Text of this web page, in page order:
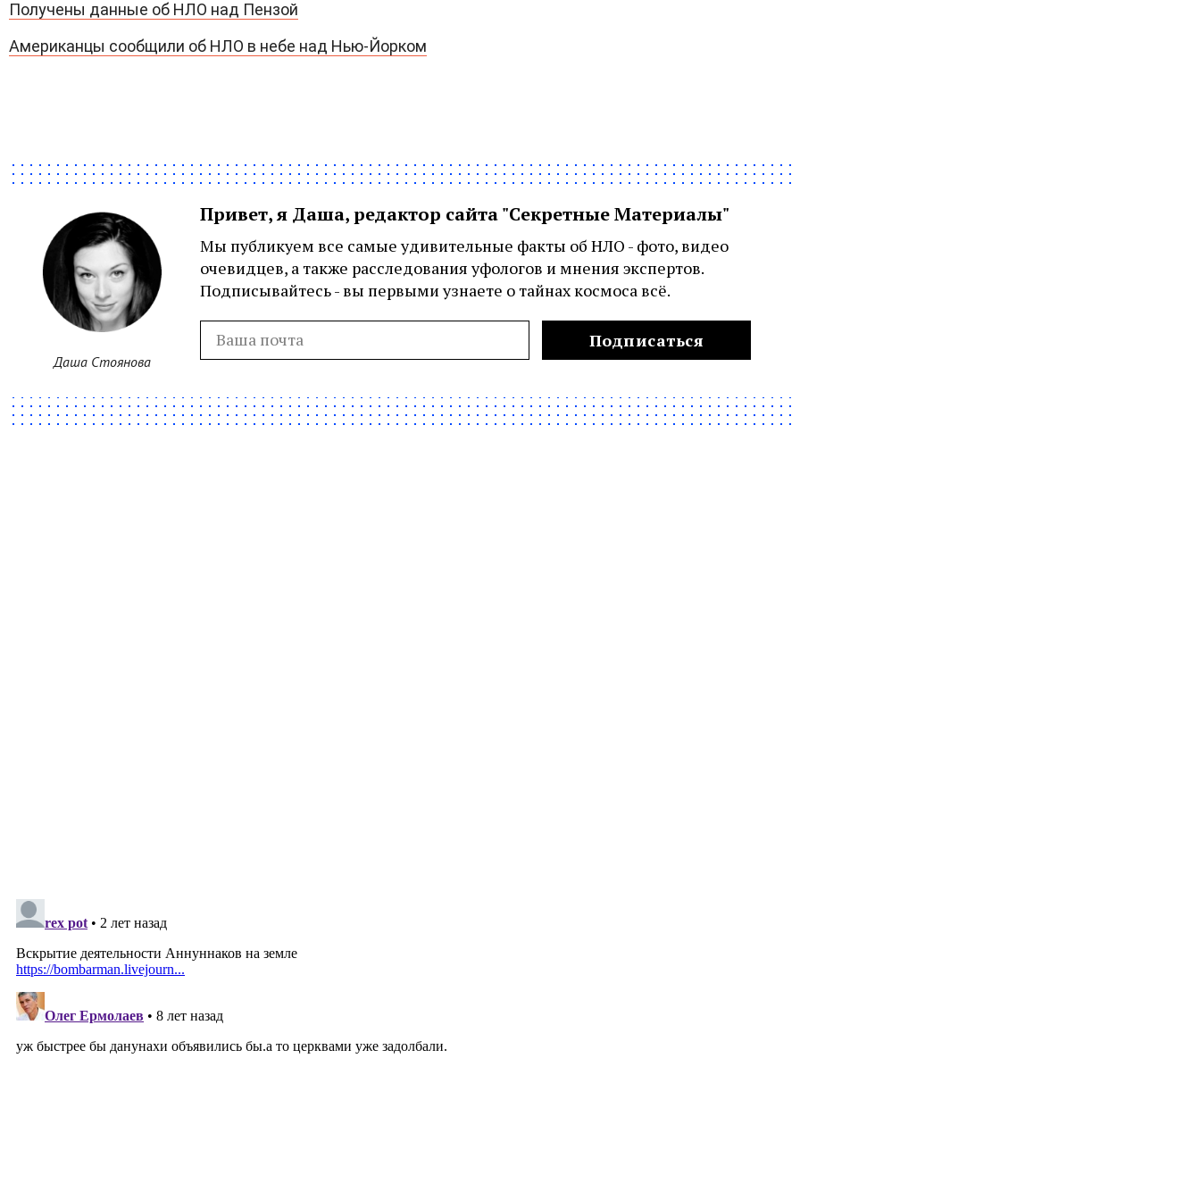
Получены данные об НЛО над Пензой
Американцы сообщили об НЛО в небе над Нью-Йорком
Даша Стоянова
Привет, я Даша, редактор сайта "Секретные Материалы"
Мы публикуем все самые удивительные факты об НЛО - фото, видео
очевидцев, а также расследования уфологов и мнения экспертов.
Подписывайтесь - вы первыми узнаете о тайнах космоса всё.
Подписаться